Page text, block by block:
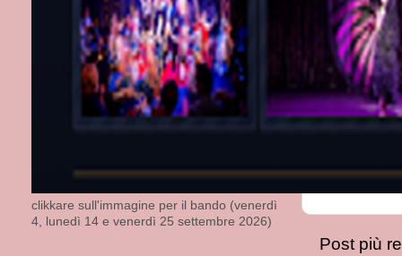
Post più
clikkare sull'immagine per il bando (venerdì
4, lunedì 14 e venerdì 25 settembre 2026)